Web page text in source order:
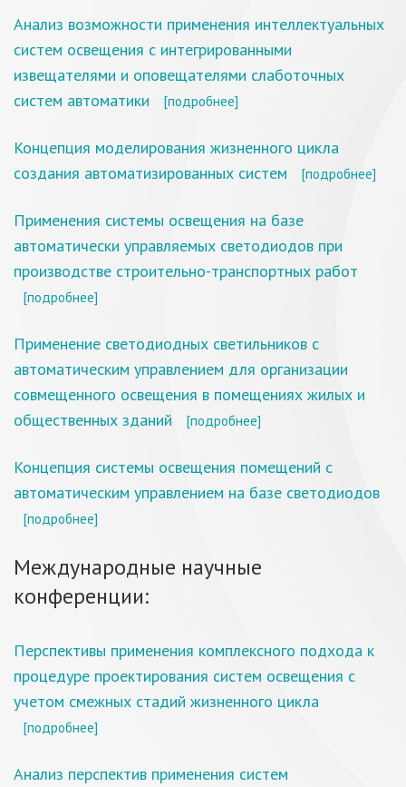
Анализ возможности применения интеллектуальных
систем освещения с интегрированными
извещателями и оповещателями слаботочных
систем автоматики
[подробнее]
Концепция моделирования жизненного цикла
создания автоматизированных систем
[подробнее]
Применения системы освещения на базе
автоматически управляемых светодиодов при
производстве строительно-транспортных работ
[подробнее]
Применение светодиодных светильников с
автоматическим управлением для организации
совмещенного освещения в помещениях жилых и
общественных зданий
[подробнее]
Концепция системы освещения помещений с
автоматическим управлением на базе светодиодов
[подробнее]
Международные научные
конференции:
Перспективы применения комплексного подхода к
процедуре проектирования систем освещения с
учетом смежных стадий жизненного цикла
[подробнее]
Анализ перспектив применения систем